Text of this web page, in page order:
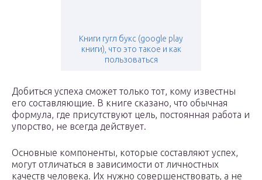
Книги гугл букс (google play
книги), что это такое и как
пользоваться
Добиться успеха сможет только тот, кому известны
его составляющие. В книге сказано, что обычная
формула, где присутствуют цель, постоянная работа и
упорство, не всегда действует.
Основные компоненты, которые составляют успех,
могут отличаться в зависимости от личностных
качеств человека. Их нужно совершенствовать, а не